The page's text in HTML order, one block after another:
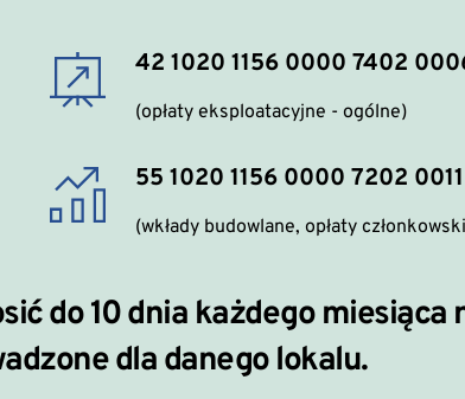
42 1020 1156 0000 7402
(opłaty eksploatacyjne - ogólne)
55 1020 1156 0000 7202
(wkłady budowlane, opłaty
do 10 dnia każdego miesiąca
dla danego lokalu.